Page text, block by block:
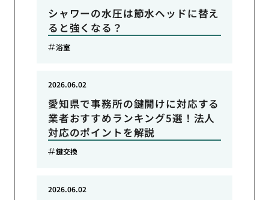
シャワーの水圧は節水ヘッドに替え
ると強くなる？
浴室
愛知県で事務所の鍵開けに対応する
業者おすすめランキング5選！法人
対応のポイントを解説
2026.06.02
鍵交換
2026.06.02